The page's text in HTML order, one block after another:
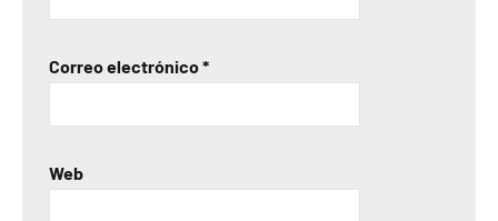
Correo electrónico*
Web